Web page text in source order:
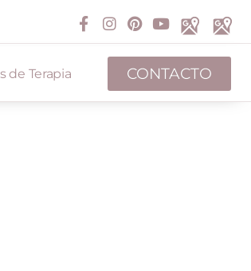
de Terapia CONTACTO